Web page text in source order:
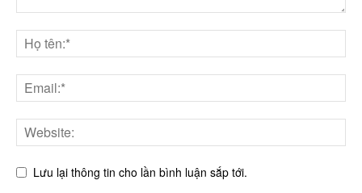
Lưu lại thông tin cho lần bình luận sắp tới.